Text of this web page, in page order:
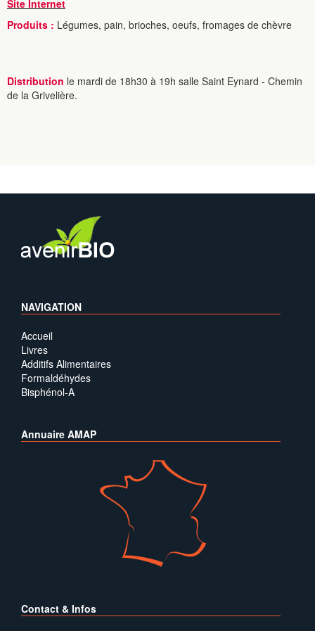
Site Internet
Produits : Légumes, pain, brioches, oeufs, fromages de chèvre
Distribution le mardi de 18h30 à 19h salle Saint Eynard - Chemin
de la Grivelière.
NAVIGATION
Accueil
Livres
Additifs Alimentaires
Formaldéhydes
Bisphénol-A
Annuaire AMAP
Contact & Infos